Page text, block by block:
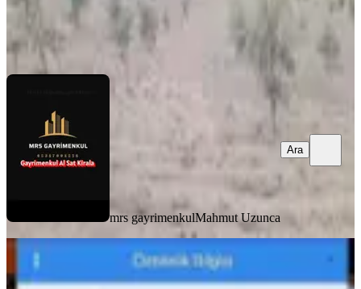
mrs gayrimenkul
Ara
mrs gayrimenkulMahmut Uzunca
Ara
Mrs Gayrimenkul Emlak
Danışmanın.dan Satılık Bağ